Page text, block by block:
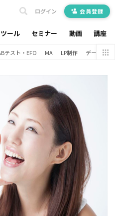
ツール セミナー 動画 講座
ログイン 会員登録
テスト・EFO MA LP制作 データ分析